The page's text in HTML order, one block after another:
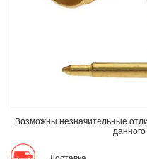
Возможны незначительные